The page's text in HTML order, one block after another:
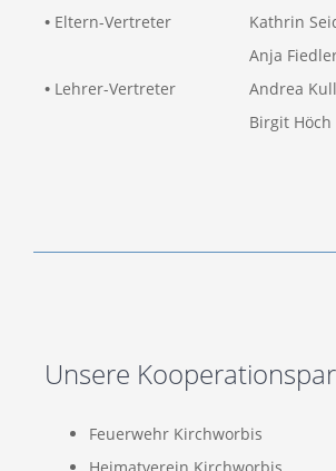
• Eltern-Vertreter
Kathrin
Anja
• Lehrer-Vertreter
Andrea
Birgit Höch
Unsere
Feuerwehr Kirchworbis